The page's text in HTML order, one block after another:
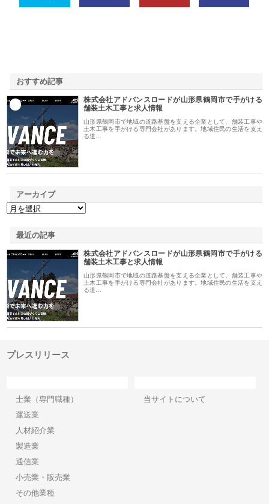
おすすめ記事
株式会社アドバンスロードが山形県鶴岡市で手がける
舗装土木工事と求人情報
山形県鶴岡市で地域の道路基盤を支える企業として、舗装工事や
土木工事を手がける専門会社があります。地域住民の生活を支え
る道…
アーカイブ
最近の記事
株式会社アドバンスロードが山形県鶴岡市で手がける
舗装土木工事と求人情報
山形県鶴岡市で地域の道路基盤を支える企業として、舗装工事や
土木工事を手がける専門会社があります。地域住民の生活を支え
る道…
プレスリリース
士業（専門職種）
運送業
人材紹介業
製造業
通信業
小売業・販売業
その他業種
当サイトについて